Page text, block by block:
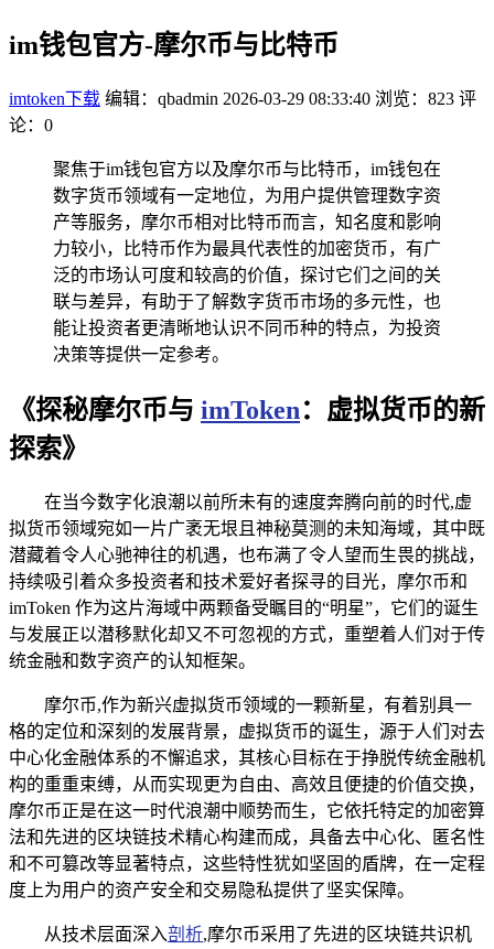
im钱包官方-摩尔币与比特币
imtoken下载 编辑：qbadmin 2026-03-29 08:33:40 浏览：823 评
论：0
聚焦于im钱包官方以及摩尔币与比特币，im钱包在
数字货币领域有一定地位，为用户提供管理数字资
产等服务，摩尔币相对比特币而言，知名度和影响
力较小，比特币作为最具代表性的加密货币，有广
泛的市场认可度和较高的价值，探讨它们之间的关
联与差异，有助于了解数字货币市场的多元性，也
能让投资者更清晰地认识不同币种的特点，为投资
决策等提供一定参考。
《探秘摩尔币与 imToken：虚拟货币的新
探索》
在当今数字化浪潮以前所未有的速度奔腾向前的时代,虚
拟货币领域宛如一片广袤无垠且神秘莫测的未知海域，其中既
潜藏着令人心驰神往的机遇，也布满了令人望而生畏的挑战，
持续吸引着众多投资者和技术爱好者探寻的目光，摩尔币和
imToken 作为这片海域中两颗备受瞩目的“明星”，它们的诞生
与发展正以潜移默化却又不可忽视的方式，重塑着人们对于传
统金融和数字资产的认知框架。
摩尔币,作为新兴虚拟货币领域的一颗新星，有着别具一
格的定位和深刻的发展背景，虚拟货币的诞生，源于人们对去
中心化金融体系的不懈追求，其核心目标在于挣脱传统金融机
构的重重束缚，从而实现更为自由、高效且便捷的价值交换，
摩尔币正是在这一时代浪潮中顺势而生，它依托特定的加密算
法和先进的区块链技术精心构建而成，具备去中心化、匿名性
和不可篡改等显著特点，这些特性犹如坚固的盾牌，在一定程
度上为用户的资产安全和交易隐私提供了坚实保障。
从技术层面深入剖析,摩尔币采用了先进的区块链共识机